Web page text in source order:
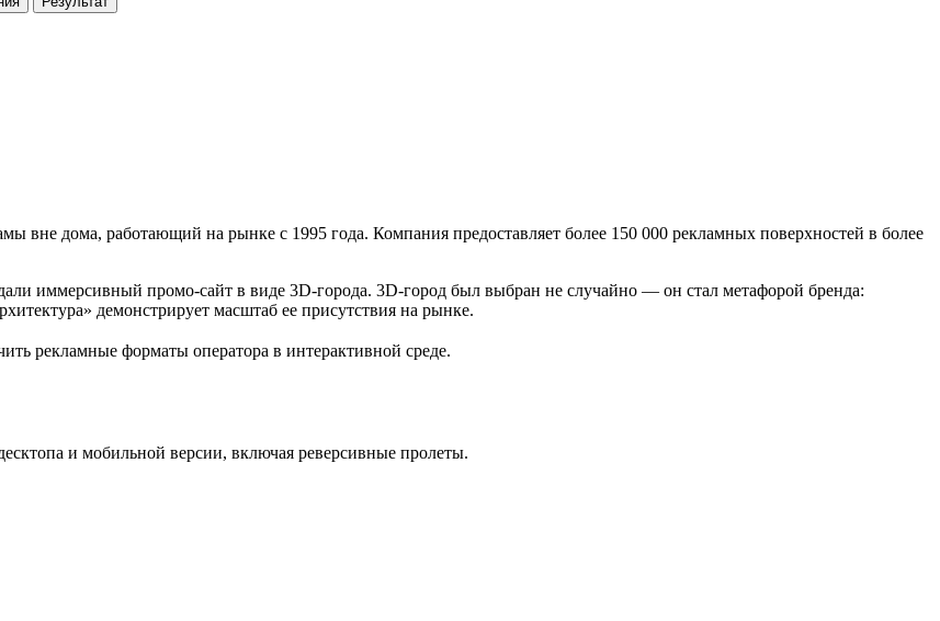
вне дома, работающий на рынке с 1995 года. Компания предоставляет более 150 000 рекламных поверхностей в более
иммерсивный промо-сайт в виде 3D-города. 3D-город был выбран не случайно — он стал метафорой бренда:
демонстрирует масштаб ее присутствия на рынке.
рекламные форматы оператора в интерактивной среде.
и мобильной версии, включая реверсивные пролеты.